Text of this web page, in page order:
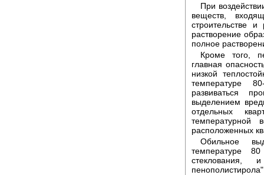
При
веществ,
строительстве
растворение
полное
Кроме того,
главная
низкой
температуре
развиваться
выделением
отдельных
температурной
расположенных
Обильное
температуре
стеклования,